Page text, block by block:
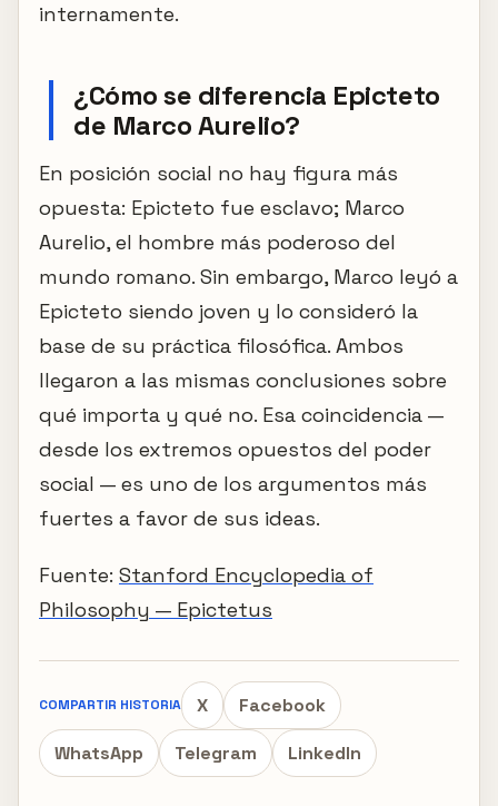
internamente.
¿Cómo se diferencia Epicteto
de Marco Aurelio?
En posición social no hay figura más
opuesta: Epicteto fue esclavo; Marco
Aurelio, el hombre más poderoso del
mundo romano. Sin embargo, Marco leyó a
Epicteto siendo joven y lo consideró la
base de su práctica filosófica. Ambos
llegaron a las mismas conclusiones sobre
qué importa y qué no. Esa coincidencia —
desde los extremos opuestos del poder
social — es uno de los argumentos más
fuertes a favor de sus ideas.
Fuente: Stanford Encyclopedia of
Philosophy — Epictetus
COMPARTIR HISTORIA X Facebook
WhatsApp Telegram LinkedIn